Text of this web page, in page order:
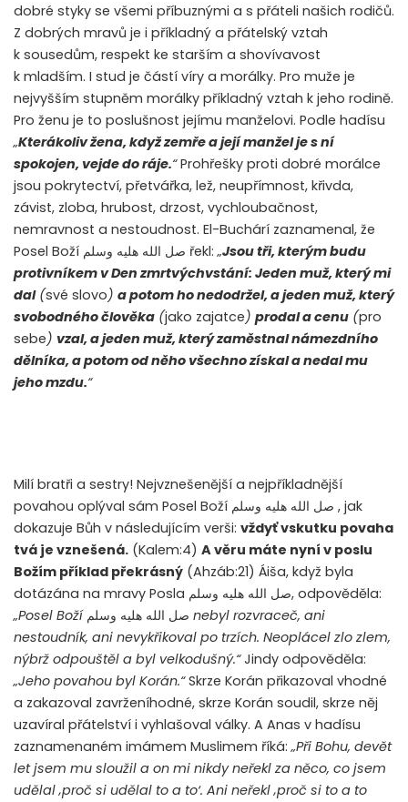
dobré styky se všemi příbuznými a s přáteli našich rodičů.
Z dobrých mravů je i příkladný a přátelský vztah
k sousedům, respekt ke starším a shovívavost
k mladším. I stud je částí víry a morálky. Pro muže je
nejvyšším stupněm morálky příkladný vztah k jeho rodině.
Pro ženu je to poslušnost jejímu manželovi. Podle hadísu
„Kterákoliv žena, když zemře a její manžel je s ní
spokojen, vejde do ráje.“Prohřešky proti dobré morálce
jsou pokrytectví, přetvářka, lež, neupřímnost, křivda,
závist, zloba, hrubost, drzost, vychloubačnost,
nemravnost a nestoudnost. El-Buchárí zaznamenal, že
Posel Boží
řekl:„Jsou tři, kterým budu
protivníkem v Den zmrtvýchvstání: Jeden muž, který mi
dal(své slovo) a potom ho nedodržel, a jeden muž, který
svobodného člověka (jako zajatce) prodal a cenu (pro
sebe) vzal, a jeden muž, který zaměstnal námezdního
dělníka, a potom od něho všechno získal a nedal mu
jeho mzdu.“
Milí bratři a sestry! Nejvznešenější a nejpříkladnější
povahou oplýval sám Posel Boží
, jak
dokazuje Bůh v následujícím verši: vždyť vskutku povaha
tvá je vznešená. (Kalem:4) A věru máte nyní v poslu
Božím příklad překrásný (Ahzáb:21) Áiša, když byla
dotázána na mravy Posla صل الله هليه وسلم, odpověděla:
„Posel Boží
nebyl rozvraceč, ani
nestoudník, ani nevykřikoval po trzích. Neoplácel zlo zlem,
nýbrž odpouštěl a byl velkodušný.“Jindy odpověděla:
„Jeho povahou byl Korán.“Skrze Korán přikazoval vhodné
a zakazoval zavrženíhodné, skrze Korán soudil, skrze něj
uzavíral přátelství i vyhlašoval války. A Anas v hadísu
zaznamenaném imámem Muslimem říká:„Při Bohu, devět
let jsem mu sloužil a on mi nikdy neřekl za něco, co jsem
udělal ‚proč si udělal to a to‘. Ani neřekl ‚proč si to a to